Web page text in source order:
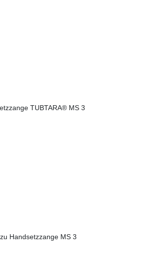
TUBTARA® MS 3
Handsetzzange MS 3